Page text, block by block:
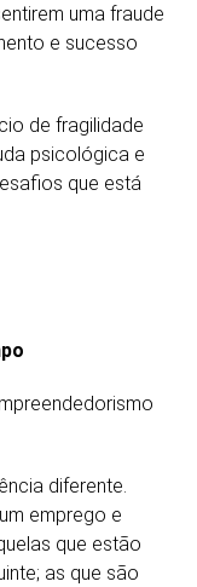
uma fraude
e sucesso
de fragilidade
psicológica e
que está
diferente.
emprego e
que estão
as que são